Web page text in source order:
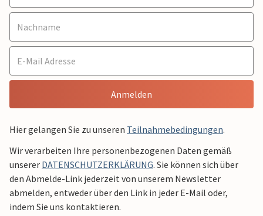
Anmelden
Hier gelangen Sie zu unseren Teilnahmebedingungen.
Wir verarbeiten Ihre personenbezogenen Daten gemäß
unserer DATENSCHUTZERKLÄRUNG. Sie können sich über
den Abmelde-Link jederzeit von unserem Newsletter
abmelden, entweder über den Link in jeder E-Mail oder,
indem Sie uns kontaktieren.